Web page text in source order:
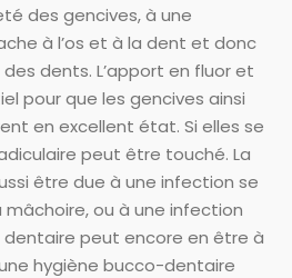
des gencives, à une
à l’os et à la dent et donc
dents. L’apport en fluor et
pour que les gencives ainsi
en excellent état. Si elles se
peut être touché. La
être due à une infection se
ou à une infection
peut encore en être à
hygiène bucco-dentaire